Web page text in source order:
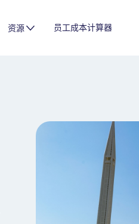
资源 员工成本计算器